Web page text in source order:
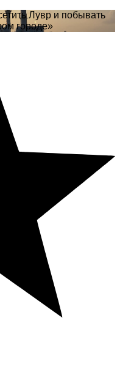
Лувр и побывать
городе»